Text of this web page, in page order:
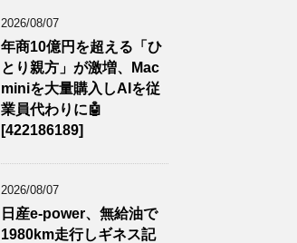
2026/08/07
年商10億円を超える「ひ
とり親方」が激増、Mac
miniを大量購入しAIを従
業員代わりに🤖
[422186189]
2026/08/07
日産e-power、無給油で
1980km走行しギネス記